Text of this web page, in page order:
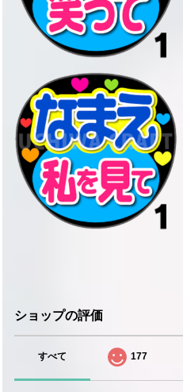
ショップの評価
すべて 177